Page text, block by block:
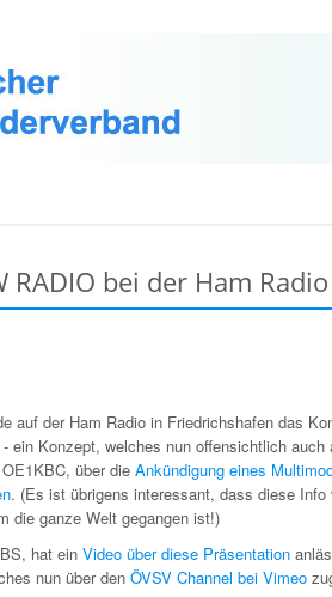
bei der Ham
auf der Ham Radio in Friedrichshafen das
ein Konzept, welches nun offensichtlich auch
über dieAnkündigung eines
. (Es ist übrigens interessant, dass diese Info
die ganze Welt gegangen ist!)
hat einVideo über diese Präsentation
nun über denÖVSV Channel bei Vimeo